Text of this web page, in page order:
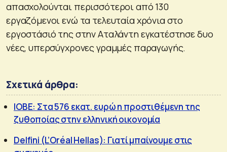
απασχολούνται περισσότεροι από 130
εργαζόμενοι ενώ τα τελευταία χρόνια στο
εργοστάσιό της στην Αταλάντη εγκατέστησε δυο
νέες, υπερσύγχρονες γραμμές παραγωγής.
Σχετικά άρθρα:
ΙΟΒΕ: Στα 576 εκατ. ευρώ η προστιθέμενη της
ζυθοποίας στην ελληνική οικονομία
Delfini (L’Oréal Hellas): Γιατί μπαίνουμε στις